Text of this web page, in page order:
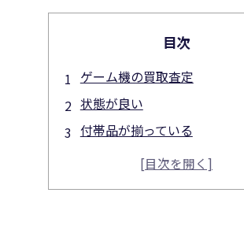
目次
ゲーム機の買取査定
状態が良い
付帯品が揃っている
人気機種・プレミア品である